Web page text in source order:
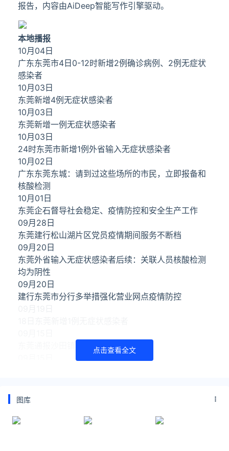
报告，内容由AiDeep智能写作引擎驱动。
本地播报
10月04日
广东东莞市4日0-12时新增2例确诊病例、2例无症状
感染者
10月03日
东莞新增4例无症状感染者
10月03日
东莞新增一例无症状感染者
10月03日
24时东莞市新增1例外省输入无症状感染者
10月02日
广东东莞东城：请到过这些场所的市民，立即报备和
核酸检测
10月01日
东莞企石督导社会稳定、疫情防控和安全生产工作
09月28日
东莞建行松山湖片区党员疫情期间服务不断档
09月20日
东莞外省输入无症状感染者后续：关联人员核酸检测
均为阴性
09月20日
建行东莞市分行多举措强化营业网点疫情防控
东莞通报沙田镇疫情处置情况
东莞市新型冠状病毒肺炎疫情防控指挥部办公室通告
点击查看全文
图库